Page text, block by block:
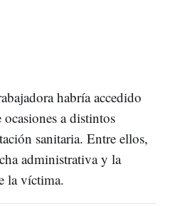
habría accedido
a distintos
sanitaria. Entre ellos,
administrativa y la
la víctima.